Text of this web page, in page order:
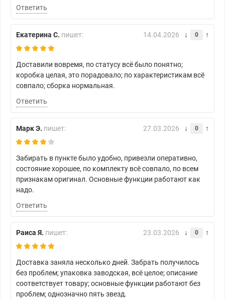
Ответить
Екатерина С. пишет: 14.04.2026 0
Доставили вовремя, по статусу всё было понятно;
коробка целая, это порадовало; по характеристикам всё
совпало; сборка нормальная.
Ответить
Марк Э. пишет: 27.03.2026 0
Забирать в пункте было удобно, привезли оперативно,
состояние хорошее, по комплекту всё совпало, по всем
признакам оригинал. Основные функции работают как
надо.
Ответить
Раиса Я. пишет: 23.03.2026 0
Доставка заняла несколько дней. Забрать получилось
без проблем; упаковка заводская, всё целое; описание
соответствует товару; основные функции работают без
проблем; однозначно пять звезд.